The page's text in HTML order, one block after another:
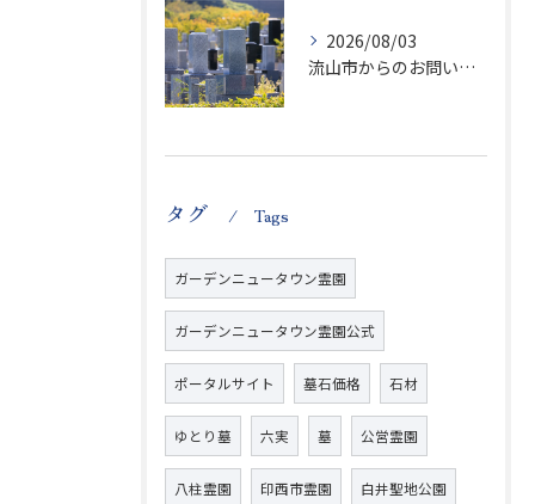
2026/08/03
流山市からのお問い合わせが急増中です、かなり悪質な業者さんとお寺さんらしいです
タグ Tags
ガーデンニュータウン霊園
ガーデンニュータウン霊園公式
ポータルサイト 墓石価格 石材
ゆとり墓 六実 墓 公営霊園
八柱霊園 印西市霊園 白井聖地公園